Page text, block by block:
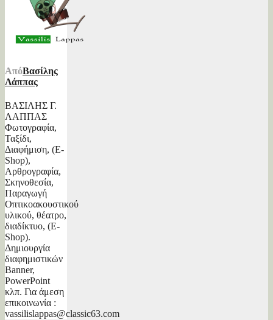
ΑπόΒασίλης
Λάππας
ΒΑΣΙΛΗΣ Γ.
ΛΑΠΠΑΣ
Φωτογραφία,
Ταξίδι,
Διαφήμιση, (E-
Shop),
Αρθρογραφία,
Σκηνοθεσία,
Παραγωγή
Οπτικοακουστικού
υλικού, θέατρο,
διαδίκτυο, (E-
Shop).
Δημιουργία
διαφημιστικών
Banner,
PowerPoint
κλπ. Για άμεση
επικοινωνία :
vassilislappas@classic63.com